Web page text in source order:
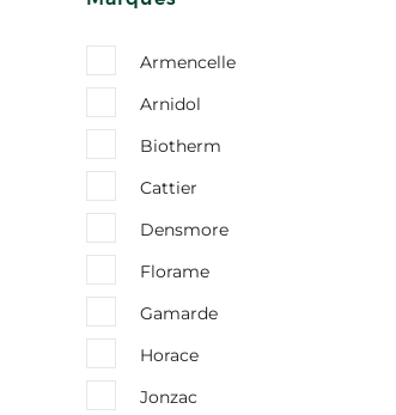
Armencelle
Arnidol
Biotherm
Cattier
Densmore
Florame
Gamarde
Horace
Jonzac